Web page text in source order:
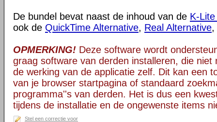
De bundel bevat naast de inhoud van de K-
ook de QuickTime Alternative, Real Alternative,
OPMERKING! Deze software wordt
graag software van derden installeren, die niet
de werking van de applicatie zelf. Dit kan een
van je browser startpagina of standaard
programma''s van derden. Het is dus een
tijdens de installatie en de ongewenste items
Stel een correctie voor